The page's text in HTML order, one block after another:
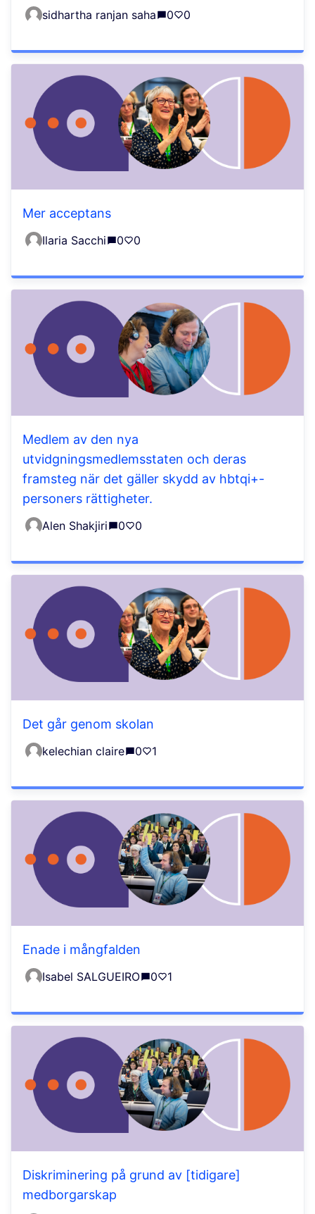
sidhartha ranjan saha 0 0
Mer acceptans
Ilaria Sacchi 0 0
Medlem av den nya
utvidgningsmedlemsstaten och deras
framsteg när det gäller skydd av hbtqi+-
personers rättigheter.
Alen Shakjiri 0 0
Det går genom skolan
kelechian claire 0 1
Enade i mångfalden
Isabel SALGUEIRO 0 1
Diskriminering på grund av [tidigare]
medborgarskap